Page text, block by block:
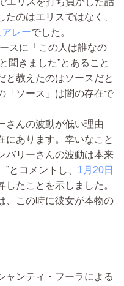
のはエリスではなく、
レーでした。
スに「この人は誰なの
聞きました”とあること
と教えたのはソースだと
「ソース」は闇の存在で
さんの波動が低い理由
にあります。幸いなこと
バリーさんの波動は本来
とコメントし、 1月20日
たことを示しました。
この時に彼女が本物の
ャンティ・フーラによる